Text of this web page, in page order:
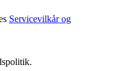
Servicevilkår og